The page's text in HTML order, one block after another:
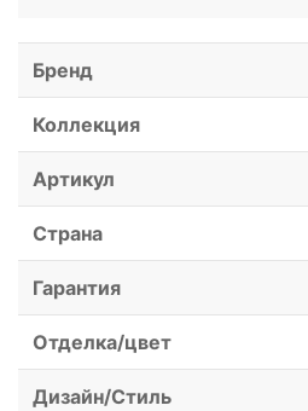
Бренд
Коллекция
Артикул
Страна
Гарантия
Отделка/цвет
Дизайн/Стиль